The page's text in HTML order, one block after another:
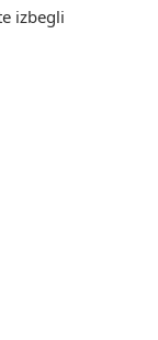
izbegli